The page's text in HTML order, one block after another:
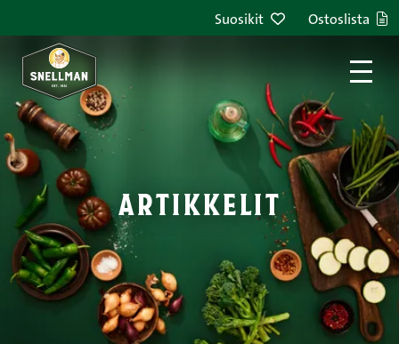
Suosikit Ostoslista
artikkelit